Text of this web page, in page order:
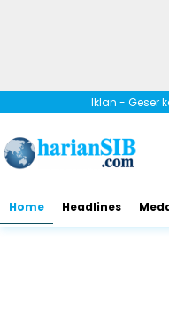
Iklan - Geser
Home Headlines